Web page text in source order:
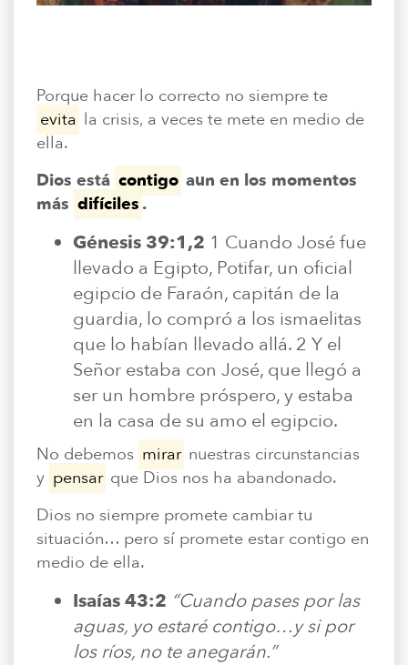
Porque hacer lo correcto no siempre te
evita la crisis, a veces te mete en medio de
ella.
Dios está contigo aun en los momentos
más difíciles .
Génesis 39:1,2 1 Cuando José fue
llevado a Egipto, Potifar, un oficial
egipcio de Faraón, capitán de la
guardia, lo compró a los ismaelitas
que lo habían llevado allá. 2 Y el
Señor estaba con José, que llegó a
ser un hombre próspero, y estaba
en la casa de su amo el egipcio.
No debemos mirar nuestras circunstancias
y pensar que Dios nos ha abandonado.
Dios no siempre promete cambiar tu
situación… pero sí promete estar contigo en
medio de ella.
Isaías 43:2 “Cuando pases por las
aguas, yo estaré contigo…y si por
los ríos, no te anegarán.”